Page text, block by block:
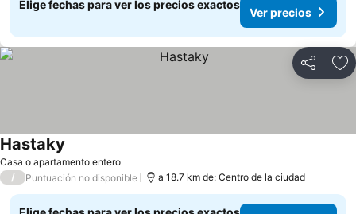
Elige fechas para ver los precios exactos
Ver precios
Compartir
Casa o apartamento entero
Hastaky
/ Puntuación no disponible a 18.7 km de: Centro de la ciudad